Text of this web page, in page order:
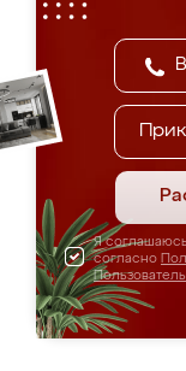
Я
согласно